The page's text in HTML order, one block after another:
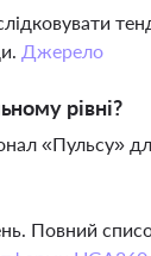
Джерело
рівні?
«Пульсу»
Повний